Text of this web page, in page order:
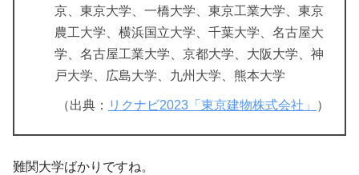
京、東京大学、一橋大学、東京工業大学、東京
農工大学、横浜国立大学、千葉大学、名古屋大
学、名古屋工業大学、京都大学、大阪大学、神
戸大学、広島大学、九州大学、熊本大学
（出典： リクナビ2023「東京建物株式会社」 ）
難関大学ばかりですね。